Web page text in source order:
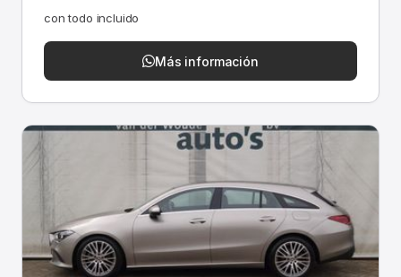
con todo incluido
Más información